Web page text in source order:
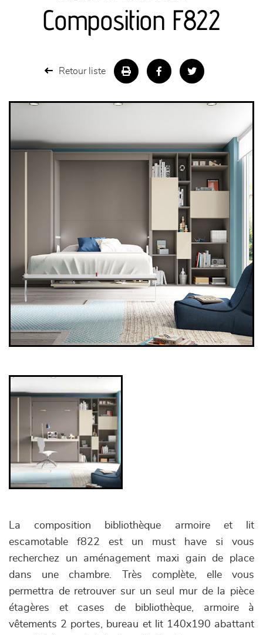
literieComposition F822
Retour liste
La composition bibliothèque armoire et lit
escamotable f822 est un must have si vous
recherchez un aménagement maxi gain de place
dans une chambre. Très complète, elle vous
permettra de retrouver sur un seul mur de la pièce
étagères et cases de bibliothèque, armoire à
vêtements 2 portes, bureau et lit 140x190 abattant